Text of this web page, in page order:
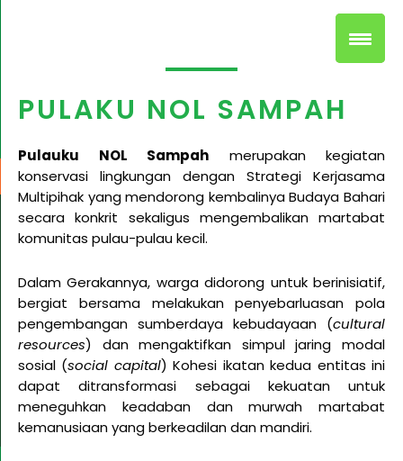
PULAKU NOL SAMPAH
Pulauku NOL Sampah merupakan kegiatan
konservasi lingkungan dengan Strategi Kerjasama
Multipihak yang mendorong kembalinya Budaya Bahari
secara konkrit sekaligus mengembalikan martabat
komunitas pulau-pulau kecil.
Dalam Gerakannya, warga didorong untuk berinisiatif,
bergiat bersama melakukan penyebarluasan pola
pengembangan sumberdaya kebudayaan (cultural
resources) dan mengaktifkan simpul jaring modal
sosial (social capital) Kohesi ikatan kedua entitas ini
dapat ditransformasi sebagai kekuatan untuk
meneguhkan keadaban dan murwah martabat
kemanusiaan yang berkeadilan dan mandiri.